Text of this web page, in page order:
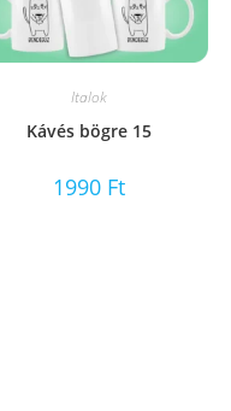
Italok
Kávés bögre 15
1990 Ft